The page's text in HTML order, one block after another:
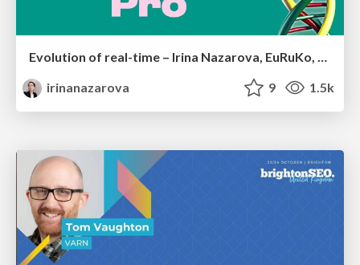
irinanazarova
9 1.5k